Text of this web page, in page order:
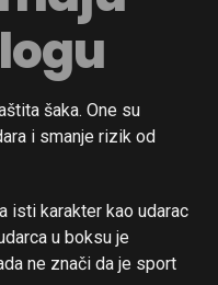
šaka. One su
i smanje rizik od
isti karakter kao udarac
u boksu je
ne znači da je sport